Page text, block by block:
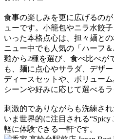
食事の楽しみを更に広げるの
ューです。小籠包やニラ水餃
いった本格点心は、担々麺と
ニュー中でも人気の「ハーフ
麺から2種を選び、食べ比べが
も、麺に点心やサラダ、デザ
ディースセットや、ボリュー
シーンや好みに応じて選べる
刺激的でありながらも洗練さ
いま世界的に注目される“Spicy
軽に体験できる一軒です。